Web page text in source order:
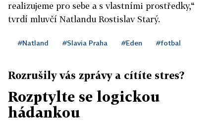
realizujeme pro sebe a s vlastními prostředky,“
tvrdí mluvčí Natlandu Rostislav Starý.
#Natland #Slavia Praha #Eden #fotbal
Rozrušily vás zprávy a cítíte stres?
Rozptylte se logickou
hádankou